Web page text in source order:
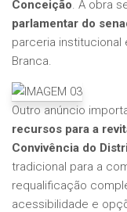
Conceição. A obra
parlamentar do
parceria
Branca.
Outro anúncio
recursos para a
Convivência do
tradicional para a
requalificação
acessibilidade e